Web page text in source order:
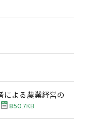
による農業経営の
850.7KB